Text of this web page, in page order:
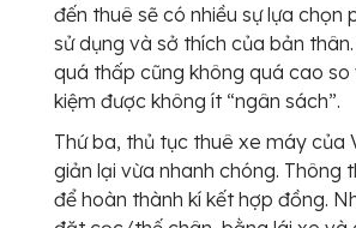
đến thuê sẽ có nhiều sự lựa chọn
sử dụng và sở thích của bản
quá thấp cũng không quá cao
kiệm được không ít “ngân sách”.
Thứ ba, thủ tục thuê xe máy
giản lại vừa nhanh chóng. Thông
để hoàn thành kí kết hợp đồng.